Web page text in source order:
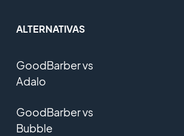
ALTERNATIVAS
GoodBarber vs
Adalo
GoodBarber vs
Bubble